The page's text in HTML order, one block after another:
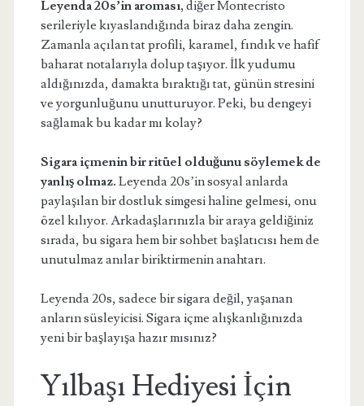
Leyenda 20s’in aroması, diğer Montecristo
serileriyle kıyaslandığında biraz daha zengin.
Zamanla açılan tat profili, karamel, fındık ve hafif
baharat notalarıyla dolup taşıyor. İlk yudumu
aldığınızda, damakta bıraktığı tat, günün stresini
ve yorgunluğunu unutturuyor. Peki, bu dengeyi
sağlamak bu kadar mı kolay?
Sigara içmenin bir ritüel olduğunu söylemek de
yanlış olmaz. Leyenda 20s’in sosyal anlarda
paylaşılan bir dostluk simgesi haline gelmesi, onu
özel kılıyor. Arkadaşlarınızla bir araya geldiğiniz
sırada, bu sigara hem bir sohbet başlatıcısı hem de
unutulmaz anılar biriktirmenin anahtarı.
Leyenda 20s, sadece bir sigara değil, yaşanan
anların süsleyicisi. Sigara içme alışkanlığınızda
yeni bir başlayışa hazır mısınız?
Yılbaşı Hediyesi İçin